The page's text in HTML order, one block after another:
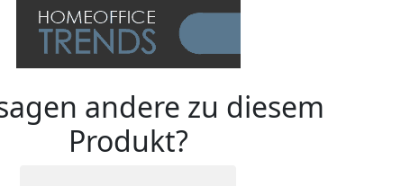
andere zu diesem
Produkt?